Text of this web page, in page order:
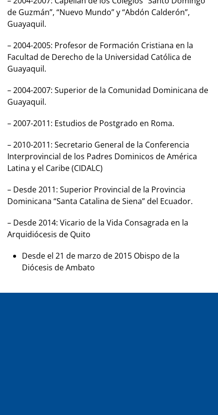
de Guzmán”, “Nuevo Mundo” y “Abdón Calderón”,
Guayaquil.
– 2004-2005: Profesor de Formación Cristiana en la
Facultad de Derecho de la Universidad Católica de
Guayaquil.
– 2004-2007: Superior de la Comunidad Dominicana de
Guayaquil.
– 2007-2011: Estudios de Postgrado en Roma.
– 2010-2011: Secretario General de la Conferencia
Interprovincial de los Padres Dominicos de América
Latina y el Caribe (CIDALC)
– Desde 2011: Superior Provincial de la Provincia
Dominicana “Santa Catalina de Siena” del Ecuador.
– Desde 2014: Vicario de la Vida Consagrada en la
Arquidiócesis de Quito
Desde el 21 de marzo de 2015 Obispo de la
Diócesis de Ambato